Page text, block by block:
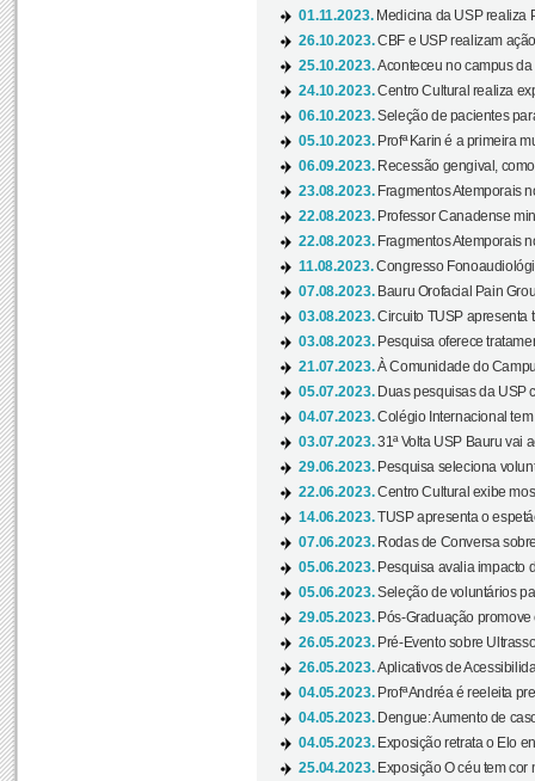
01.11.2023. Medicina da USP realiza
26.10.2023.CBF e USP realizam
25.10.2023.Aconteceu no campus da
24.10.2023.Centro Cultural realiza
06.10.2023.Seleção de pacientes
05.10.2023. Profª Karin é a primeira
06.09.2023. Recessão gengival,
23.08.2023. Fragmentos Atemporais
22.08.2023. Professor Canadense
22.08.2023. Fragmentos Atemporais
11.08.2023.Congresso
07.08.2023. Bauru Orofacial Pain
03.08.2023.Circuito TUSP apresenta
03.08.2023. Pesquisa oferece
21.07.2023.À Comunidade do
05.07.2023. Duas pesquisas da USP
04.07.2023.Colégio Internacional
03.07.2023.31ª Volta USP Bauru vai
29.06.2023. Pesquisa seleciona
22.06.2023.Centro Cultural exibe
14.06.2023.TUSP apresenta o
07.06.2023. Rodas de Conversa
05.06.2023. Pesquisa avalia impacto
05.06.2023.Seleção de voluntários
29.05.2023. Pós-Graduação
26.05.2023. Pré-Evento sobre
26.05.2023.Aplicativos de
04.05.2023. Profª Andréa é reeleita
04.05.2023. Dengue: Aumento de
04.05.2023. Exposição retrata o Elo
25.04.2023. Exposição O céu tem cor